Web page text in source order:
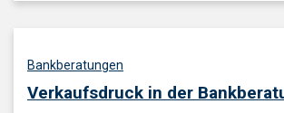
Bankberatungen
Verkaufsdruck in der